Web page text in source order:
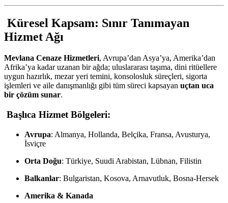
Küresel Kapsam: Sınır Tanımayan
Hizmet Ağı
Mevlana Cenaze Hizmetleri, Avrupa’dan Asya’ya, Amerika’dan
Afrika’ya kadar uzanan bir ağda; uluslararası taşıma, dini ritüellere
uygun hazırlık, mezar yeri temini, konsolosluk süreçleri, sigorta
işlemleri ve aile danışmanlığı gibi tüm süreci kapsayan uçtan uca
bir çözüm sunar.
Başlıca Hizmet Bölgeleri:
Avrupa: Almanya, Hollanda, Belçika, Fransa, Avusturya,
İsviçre
Orta Doğu: Türkiye, Suudi Arabistan, Lübnan, Filistin
Balkanlar: Bulgaristan, Kosova, Arnavutluk, Bosna-Hersek
Amerika & Kanada